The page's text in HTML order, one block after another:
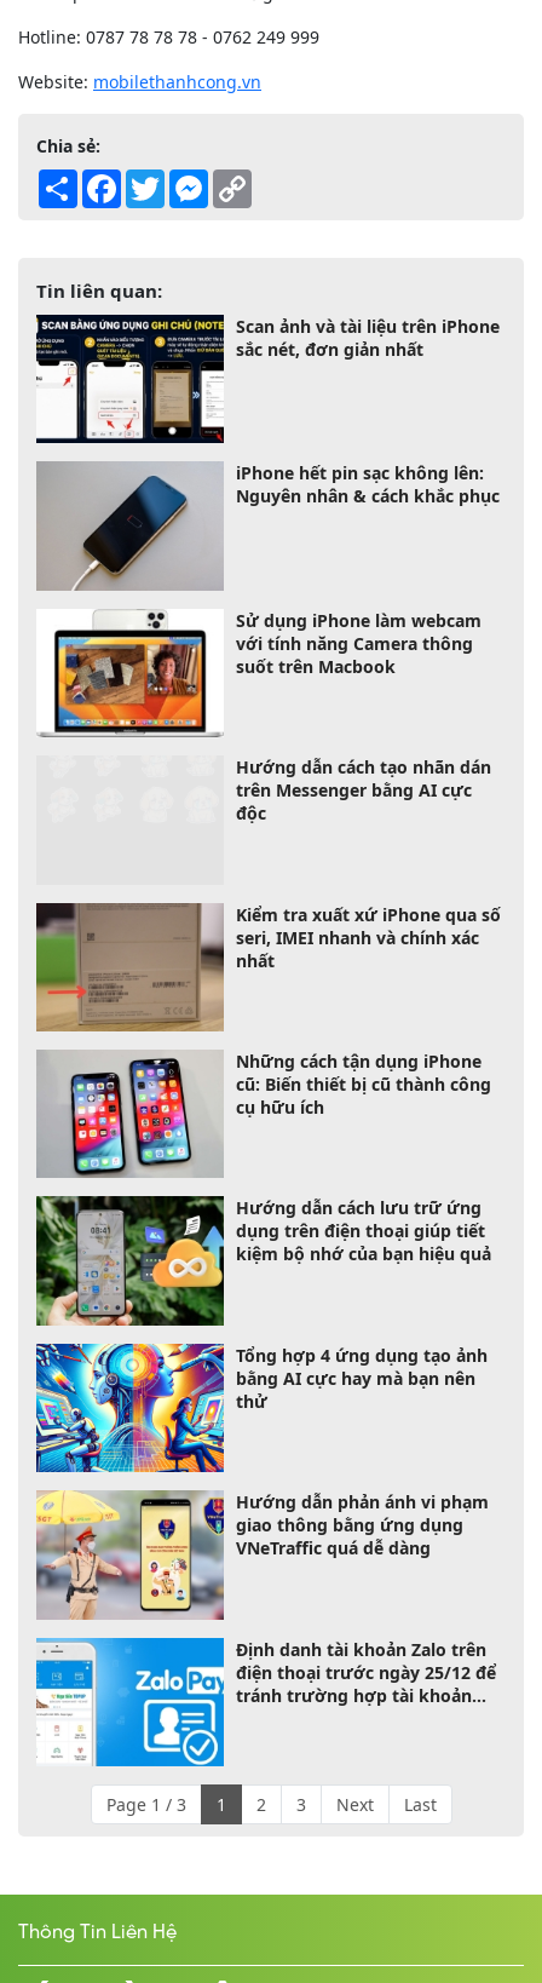
Hotline: 0787 78 78 78 - 0762 249 999
Website: mobilethanhcong.vn
Chia sẻ:
Share Facebook
TwitterMessenger
Tin liên quan:
Scan ảnh và tài liệu trên iPhone
sắc nét, đơn giản nhất
iPhone hết pin sạc không lên:
Nguyên nhân & cách khắc phục
Sử dụng iPhone làm webcam
với tính năng Camera thông
suốt trên Macbook
Hướng dẫn cách tạo nhãn dán
trên Messenger bằng AI cực
độc
Kiểm tra xuất xứ iPhone qua số
seri, IMEI nhanh và chính xác
nhất
Những cách tận dụng iPhone
cũ: Biến thiết bị cũ thành công
cụ hữu ích
Hướng dẫn cách lưu trữ ứng
dụng trên điện thoại giúp tiết
kiệm bộ nhớ của bạn hiệu quả
Tổng hợp 4 ứng dụng tạo ảnh
bằng AI cực hay mà bạn nên
thử
Hướng dẫn phản ánh vi phạm
giao thông bằng ứng dụng
VNeTraffic quá dễ dàng
Định danh tài khoản Zalo trên
điện thoại trước ngày 25/12 để
tránh trường hợp tài khoản
Page 1 / 3 1 2 3 Next Last
Thông Tin Liên Hệ